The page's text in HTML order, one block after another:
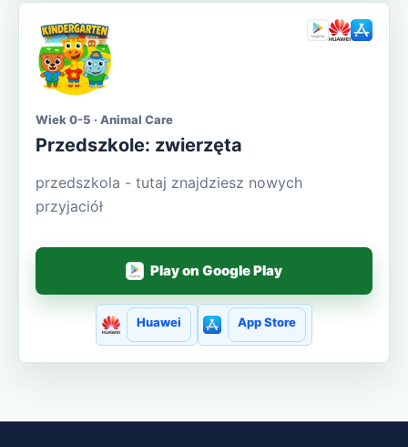
Wiek 0-5 · Animal Care
Przedszkole: zwierzęta
przedszkola - tutaj znajdziesz nowych
przyjaciół
Play on Google Play
Huawei App Store